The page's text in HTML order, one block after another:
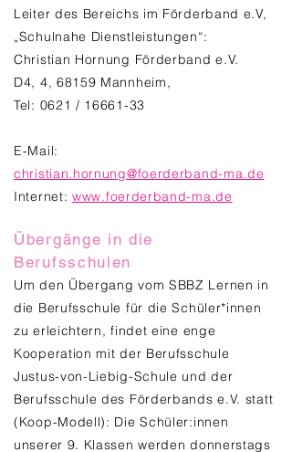
Leiter des Bereichs im Förderband e.V,
„Schulnahe Dienstleistungen“:
Christian Hornung Förderband e.V.
D4, 4, 68159 Mannheim,
Tel: 0621 / 16661-33
E-Mail:
christian.hornung@foerderband-ma.de
Internet: www.foerderband-ma.de
Übergänge in die
Berufsschulen
Um den Übergang vom SBBZ Lernen in
die Berufsschule für die Schüler*innen
zu erleichtern, findet eine enge
Kooperation mit der Berufsschule
Justus-von-Liebig-Schule und der
Berufsschule des Förderbands e.V. statt
(Koop-Modell): Die Schüler:innen
unserer 9. Klassen werden donnerstags